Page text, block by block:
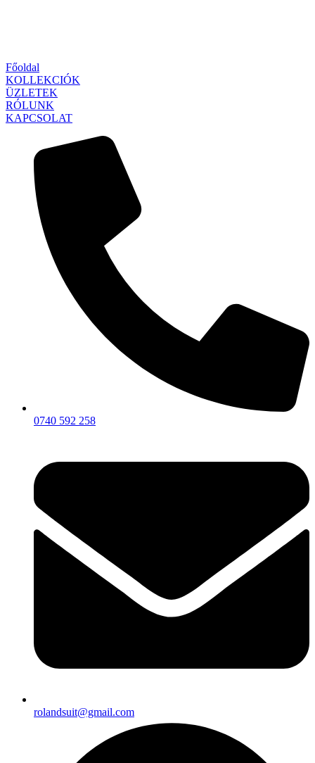
Főoldal
KOLLEKCIÓK
ÜZLETEK
RÓLUNK
KAPCSOLAT
0740 592 258
rolandsuit@gmail.com